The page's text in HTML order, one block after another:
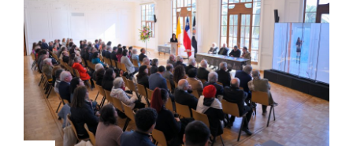
Formación Continua
Estudiantes
Académicos
Funcionarios